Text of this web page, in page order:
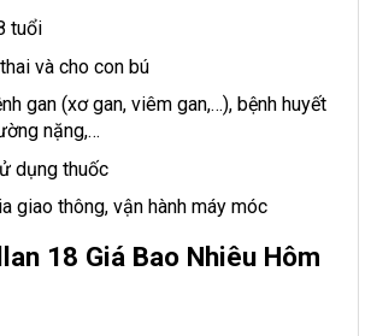
tuổi
và cho con bú
gan (xơ gan, viêm gan,…), bệnh huyết
nặng,…
dụng thuốc
giao thông, vận hành máy móc
18 Giá Bao Nhiêu Hôm